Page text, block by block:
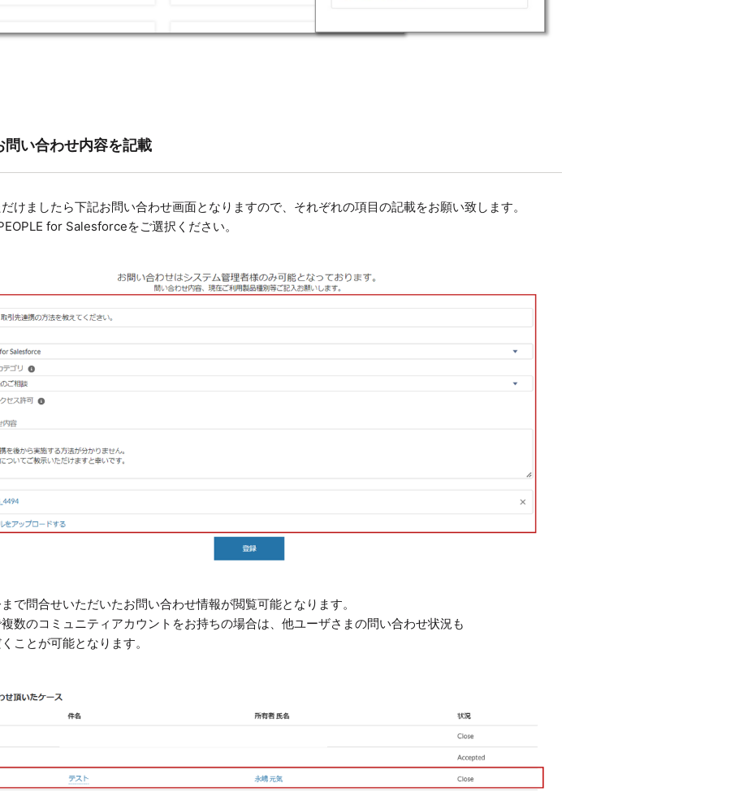
い合わせ内容を記載
けましたら下記お問い合わせ画面となりますので、それぞれの項目の記載をお願い致します。
for Salesforceをご選択ください。
で問合せいただいたお問い合わせ情報が閲覧可能となります。
数のコミュニティアカウントをお持ちの場合は、他ユーザさまの問い合わせ状況も
ことが可能となります。